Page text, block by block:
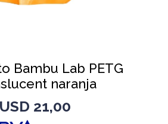
Bambu Lab PETG
naranja
USD 21,00